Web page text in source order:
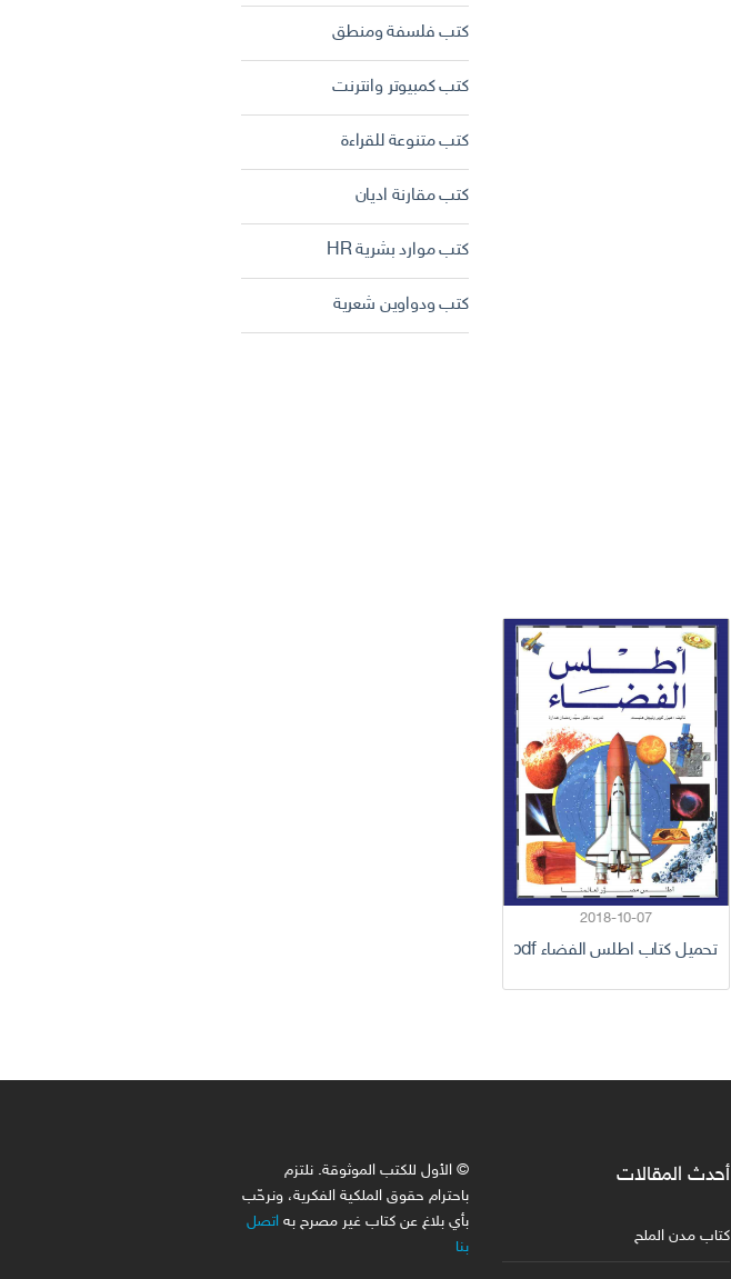
2018-10-07
تحميل كتاب اطلس الفضاء pdf كامل برابط واحد
كتب فلسفة ومنطق
كتب كمبيوتر وانترنت
كتب متنوعة للقراءة
كتب مقارنة اديان
كتب موارد بشرية HR
كتب ودواوين شعرية
أحدث المقالات
كتاب مدن الملح
© الأول للكتب الموثوقة. نلتزم
باحترام حقوق الملكية الفكرية، ونرحّب
بأي بلاغ عن كتاب غير مصرح به اتصل
بنا